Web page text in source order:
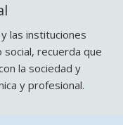
las instituciones
recuerda que
la sociedad y
y profesional.